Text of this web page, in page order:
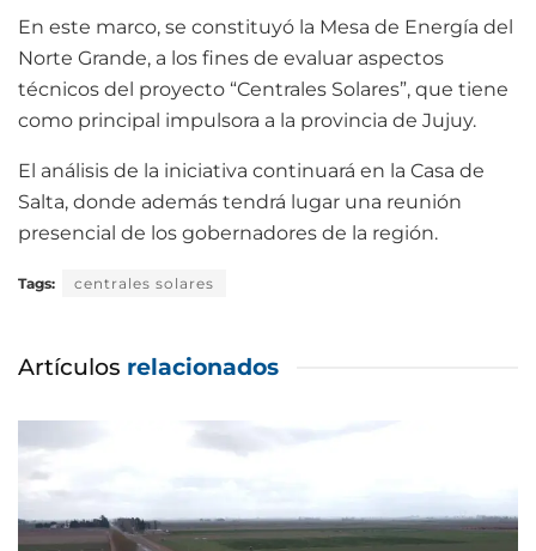
En este marco, se constituyó la Mesa de Energía del
Norte Grande, a los fines de evaluar aspectos
técnicos del proyecto “Centrales Solares”, que tiene
como principal impulsora a la provincia de Jujuy.
El análisis de la iniciativa continuará en la Casa de
Salta, donde además tendrá lugar una reunión
presencial de los gobernadores de la región.
Tags: centrales solares
Artículos relacionados